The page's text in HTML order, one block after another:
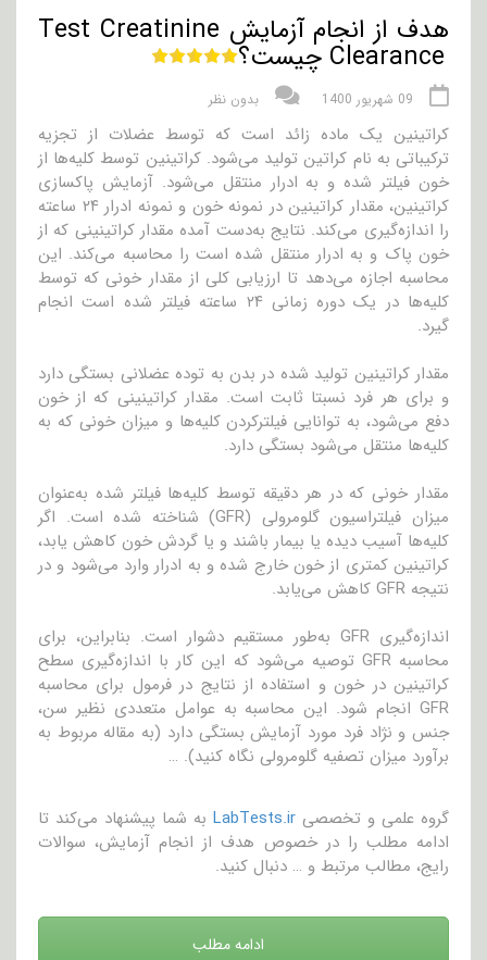
هدف از انجام آزمایش Test Creatinine
Clearance چیست؟
09 شهریور 1400 بدون نظر
کراتینین یک ماده زائد است که توسط عضلات از تجزیه
ترکیباتی به نام کراتین تولید می‌شود. کراتینین توسط کلیه‌ها از
خون فیلتر شده و به ادرار منتقل می‌شود. آزمایش پاکسازی
کراتینین، مقدار کراتینین در نمونه خون و نمونه ادرار ۲۴ ساعته
را اندازه‌گیری می‌کند. نتایج به‌دست آمده مقدار کراتینینی که از
خون پاک و به ادرار منتقل شده است را محاسبه می‌کند. این
محاسبه اجازه می‌دهد تا ارزیابی کلی از مقدار خونی که توسط
کلیه‌ها در یک دوره زمانی ۲۴ ساعته فیلتر شده است انجام
گیرد.
مقدار کراتینین تولید شده در بدن به توده عضلانی بستگی دارد
و برای هر فرد نسبتا ثابت است. مقدار کراتینینی که از خون
دفع می‌شود، به توانایی فیلترکردن کلیه‌ها و میزان خونی که به
کلیه‌ها منتقل می‌شود بستگی دارد.
مقدار خونی که در هر دقیقه توسط کلیه‌ها فیلتر شده به‌عنوان
میزان فیلتراسیون گلومرولی (GFR) شناخته شده است. اگر
کلیه‌ها آسیب دیده یا بیمار باشند و یا گردش خون کاهش یابد،
کراتینین کمتری از خون خارج شده و به ادرار وارد می‌شود و در
نتیجه GFR کاهش می‌یابد.
اندازه‌گیری GFR به‌طور مستقیم دشوار است. بنابراین، برای
محاسبه GFR توصیه می‌شود که این کار با اندازه‌گیری سطح
کراتینین در خون و استفاده از نتایج در فرمول برای محاسبه
GFR انجام شود. این محاسبه به عوامل متعددی نظیر سن،
جنس و نژاد فرد مورد آزمایش بستگی دارد (به مقاله مربوط به
برآورد میزان تصفیه گلومرولی نگاه کنید). …
گروه علمی و تخصصی LabTests.ir به شما پیشنهاد می‌کند تا
ادامه مطلب را در خصوص هدف از انجام آزمایش، سوالات
رایج، مطالب مرتبط و … دنبال کنید.
ادامه مطلب